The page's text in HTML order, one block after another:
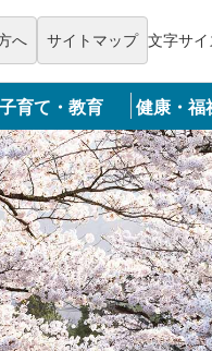
メニューを飛ばして本
へ サイトマップ 文字サイ
子育て・教育 健康・福